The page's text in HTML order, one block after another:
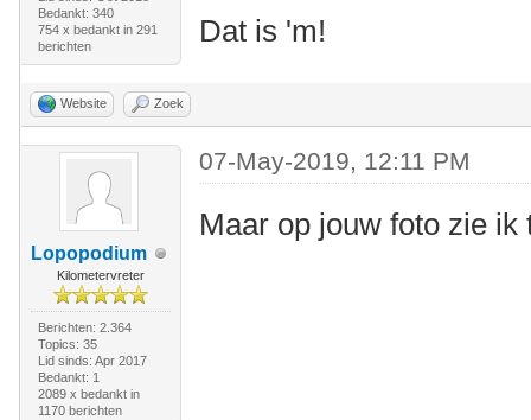
Bedankt: 340
754 x bedankt in 291
berichten
Dat is 'm!
Website Zoek
Lopopodium
Kilometervreter
Berichten: 2.364
Topics: 35
Lid sinds: Apr 2017
Bedankt: 1
2089 x bedankt in
1170 berichten
07-May-2019, 12:11 PM
Maar op jouw foto zie